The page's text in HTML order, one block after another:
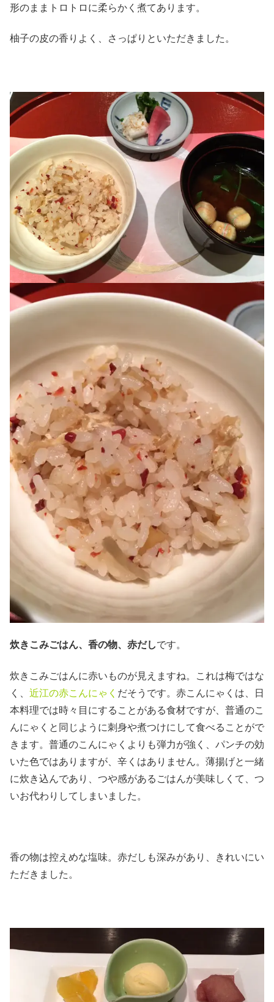
形のままトロトロに柔らかく煮てあります。
柚子の皮の香りよく、さっぱりといただきました。
炊きこみごはん、香の物、赤だしです。
炊きこみごはんに赤いものが見えますね。これは梅ではな
く、 近江の赤こんにゃく だそうです。赤こんにゃくは、日
本料理では時々目にすることがある食材ですが、普通のこ
んにゃくと同じように刺身や煮つけにして食べることがで
きます。普通のこんにゃくよりも弾力が強く、パンチの効
いた色ではありますが、辛くはありません。薄揚げと一緒
に炊き込んであり、つや感があるごはんが美味しくて、つ
いお代わりしてしまいました。
香の物は控えめな塩味。赤だしも深みがあり、きれいにい
ただきました。